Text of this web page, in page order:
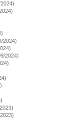
2024)
2024)